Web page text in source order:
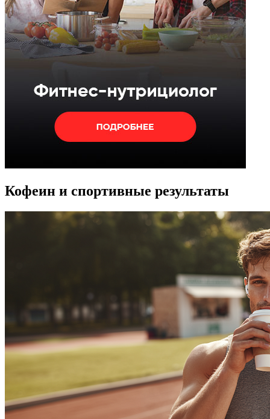
Кофеин и спортивные результаты